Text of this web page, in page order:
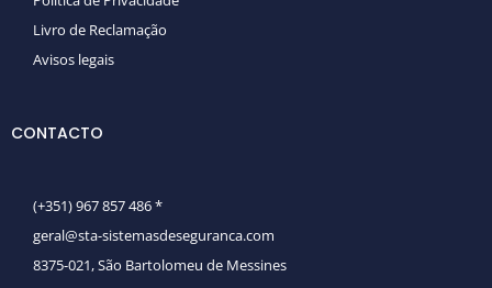
Livro de Reclamação
Avisos legais
CONTACTO
(+351) 967 857 486 *
geral@sta-sistemasdeseguranca.com
8375-021, São Bartolomeu de Messines